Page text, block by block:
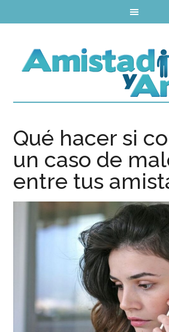
Qué hacer si
un caso de
entre tus